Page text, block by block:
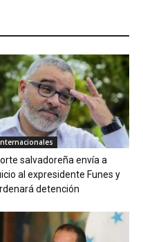
salvadoreña envía a
al expresidente Funes y
detención